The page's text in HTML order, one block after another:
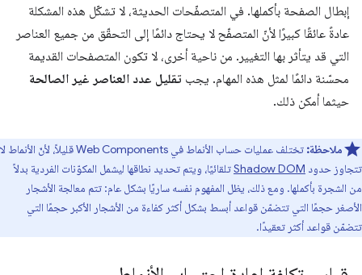
إبطال الصفحة بأكملها. في المتصفّحات الحديثة، لا تشكّل هذه المشكلة
عادةً عائقًا كبيرًا لأنّ المتصفّح لا يحتاج دائمًا إلى التحقّق من جميع العناصر
التي قد يتأثر بها التغيير. من ناحية أخرى، لا تكون المتصفحات القديمة
محسّنة دائمًا لمثل هذه المهام. يجب تقليل عدد العناصر غير الصالحة
حيثما أمكن ذلك.
ملاحظة:
تختلف عمليات حساب الأنماط في Web Components قليلاً، لأنّ الأنماط لا
تتجاوز حدود Shadow DOMتلقائيًا، ويتم تحديد نطاقها ليشمل المكوّنات الفردية بدلاً
من الشجرة بأكملها. ومع ذلك، يظل المفهوم نفسه ساريًا بشكل عام: تتم معالجة الأشجار
الأصغر حجمًا التي تتضمّن قواعد أبسط بشكل أكثر كفاءة من الأشجار الأكبر حجمًا التي
تتضمّن قواعد أكثر تعقيدًا.